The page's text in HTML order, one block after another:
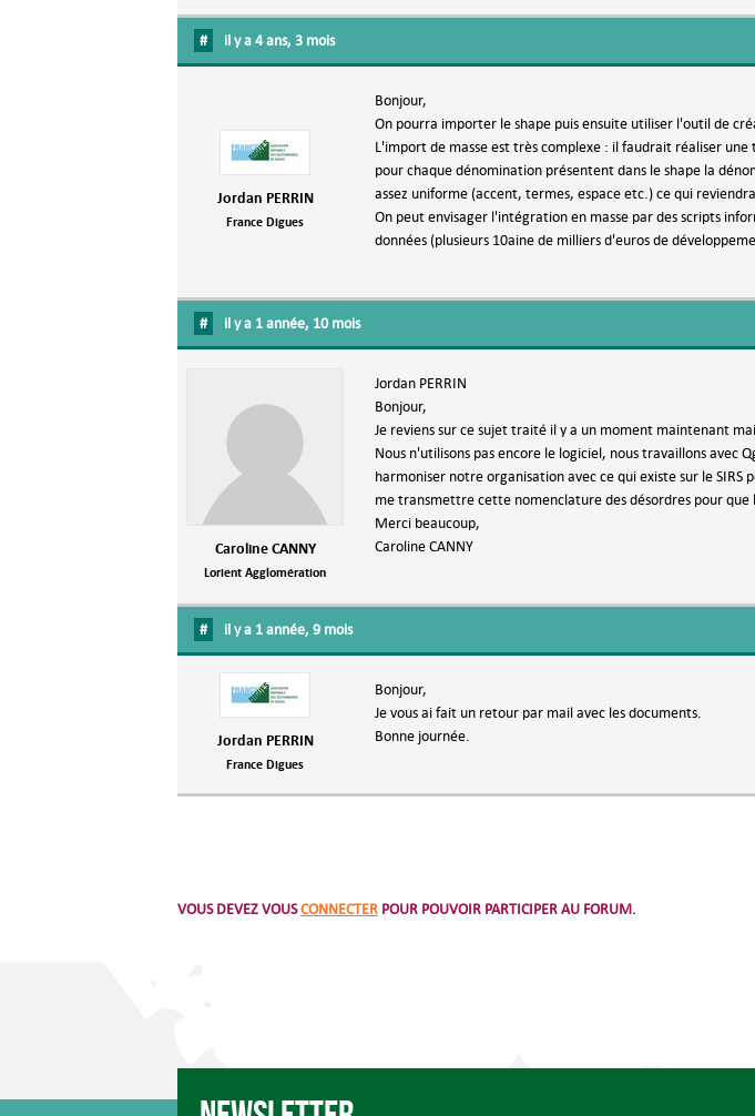
# il y a 4 ans, 3 mois
Jordan PERRIN
France Digues
Bonjour,
On pourra importer le shape puis ensuite utiliser l'outil de
L'import de masse est très complexe : il faudrait réaliser
pour chaque dénomination présentent dans le shape la
assez uniforme (accent, termes, espace etc.) ce qui
On peut envisager l'intégration en masse par des scripts
données (plusieurs 10aine de milliers d'euros de
# il y a 1 année, 10 mois
Caroline CANNY
Lorient Agglomération
Jordan PERRIN
Bonjour,
Je reviens sur ce sujet traité il y a un moment maintenant
Nous n'utilisons pas encore le logiciel, nous travaillons avec
harmoniser notre organisation avec ce qui existe sur le
me transmettre cette nomenclature des désordres pour que
Merci beaucoup,
Caroline CANNY
# il y a 1 année, 9 mois
Jordan PERRIN
France Digues
Bonjour,
Je vous ai fait un retour par mail avec les documents.
Bonne journée.
VOUS DEVEZ VOUSCONNECTER POUR POUVOIR PARTICIPER AU FORUM.